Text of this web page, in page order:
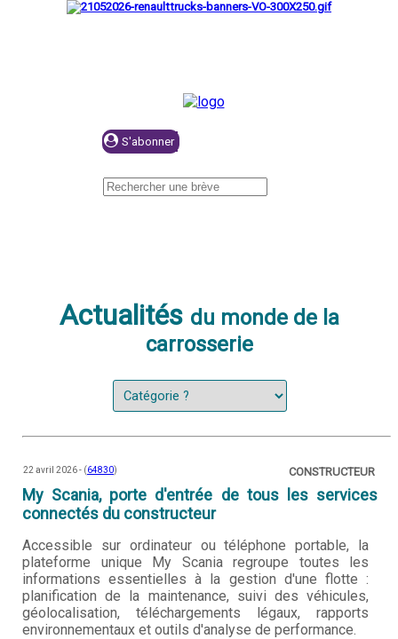
Actualités du monde de la
carrosserie
22 avril 2026 - (64830) CONSTRUCTEUR
My Scania, porte d'entrée de tous les services
connectés du constructeur
Accessible sur ordinateur ou téléphone portable, la
plateforme unique My Scania regroupe toutes les
informations essentielles à la gestion d'une flotte :
planification de la maintenance, suivi des véhicules,
géolocalisation, téléchargements légaux, rapports
environnementaux et outils d'analyse de performance.